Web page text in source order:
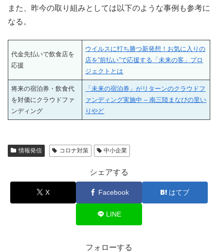
また、昨今の取り組みとしては以下のような事例も参考に
なる。
代金先払いで飲食店を
応援
ウイルスに打ち勝つ新発想！お気に入りの
店を“前払い”で応援する「未来の客」プロ
ジェクトとは
将来の宿泊券・飲食代
を対価にクラウドファ
ンディング
「未来の宿泊券」がリターンのクラウドフ
ァンディング実施中 – 南三陸まなびの里い
りやど
情報発信 コロナ対策 中小企業
シェアする
X Facebook はてブ
LINE
フォローする